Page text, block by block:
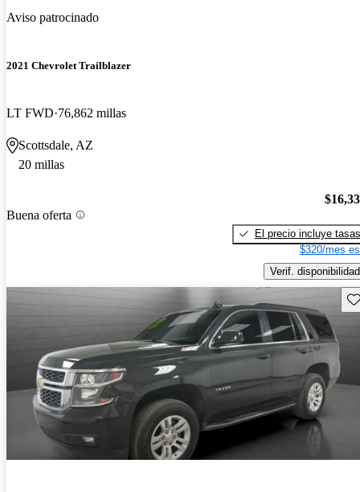
Aviso patrocinado
2021 Chevrolet Trailblazer
LT FWD 76,862 millas
Scottsdale, AZ
20 millas
Buena oferta
El precio incluye tasas
$320/mes
Verif. disponibilidad